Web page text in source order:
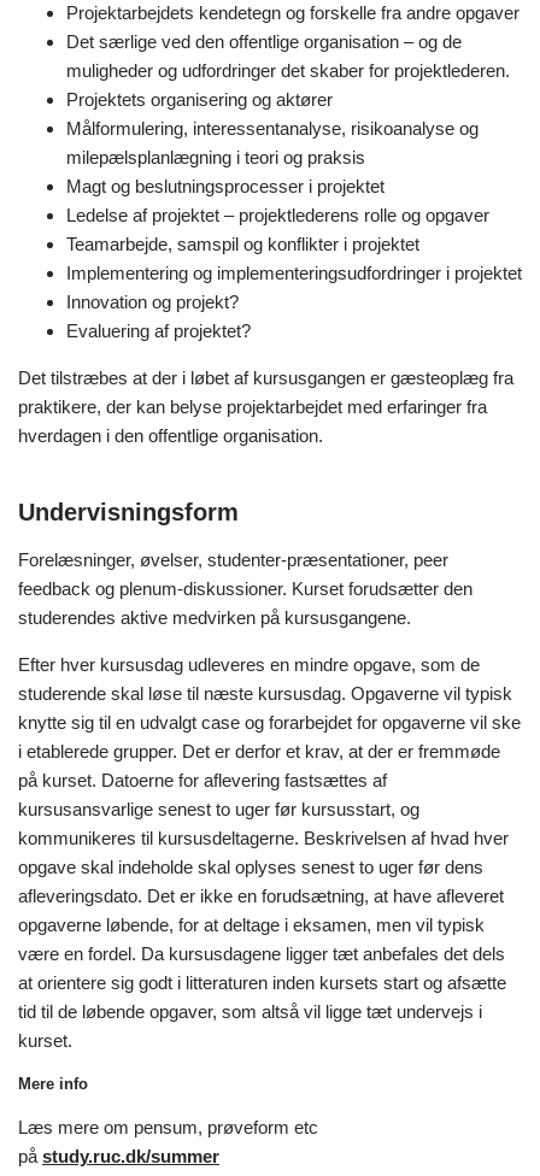
Projektarbejdets kendetegn og forskelle fra andre opgaver
Det særlige ved den offentlige organisation – og de
muligheder og udfordringer det skaber for projektlederen.
Projektets organisering og aktører
Målformulering, interessentanalyse, risikoanalyse og
milepælsplanlægning i teori og praksis
Magt og beslutningsprocesser i projektet
Ledelse af projektet – projektlederens rolle og opgaver
Teamarbejde, samspil og konflikter i projektet
Implementering og implementeringsudfordringer i projektet
Innovation og projekt?
Evaluering af projektet?
Det tilstræbes at der i løbet af kursusgangen er gæsteoplæg fra
praktikere, der kan belyse projektarbejdet med erfaringer fra
hverdagen i den offentlige organisation.
Undervisningsform
Forelæsninger, øvelser, studenter-præsentationer, peer
feedback og plenum-diskussioner. Kurset forudsætter den
studerendes aktive medvirken på kursusgangene.
Efter hver kursusdag udleveres en mindre opgave, som de
studerende skal løse til næste kursusdag. Opgaverne vil typisk
knytte sig til en udvalgt case og forarbejdet for opgaverne vil ske
i etablerede grupper. Det er derfor et krav, at der er fremmøde
på kurset. Datoerne for aflevering fastsættes af
kursusansvarlige senest to uger før kursusstart, og
kommunikeres til kursusdeltagerne. Beskrivelsen af hvad hver
opgave skal indeholde skal oplyses senest to uger før dens
afleveringsdato. Det er ikke en forudsætning, at have afleveret
opgaverne løbende, for at deltage i eksamen, men vil typisk
være en fordel. Da kursusdagene ligger tæt anbefales det dels
at orientere sig godt i litteraturen inden kursets start og afsætte
tid til de løbende opgaver, som altså vil ligge tæt undervejs i
kurset.
Mere info
Læs mere om pensum, prøveform etc
på study.ruc.dk/summer